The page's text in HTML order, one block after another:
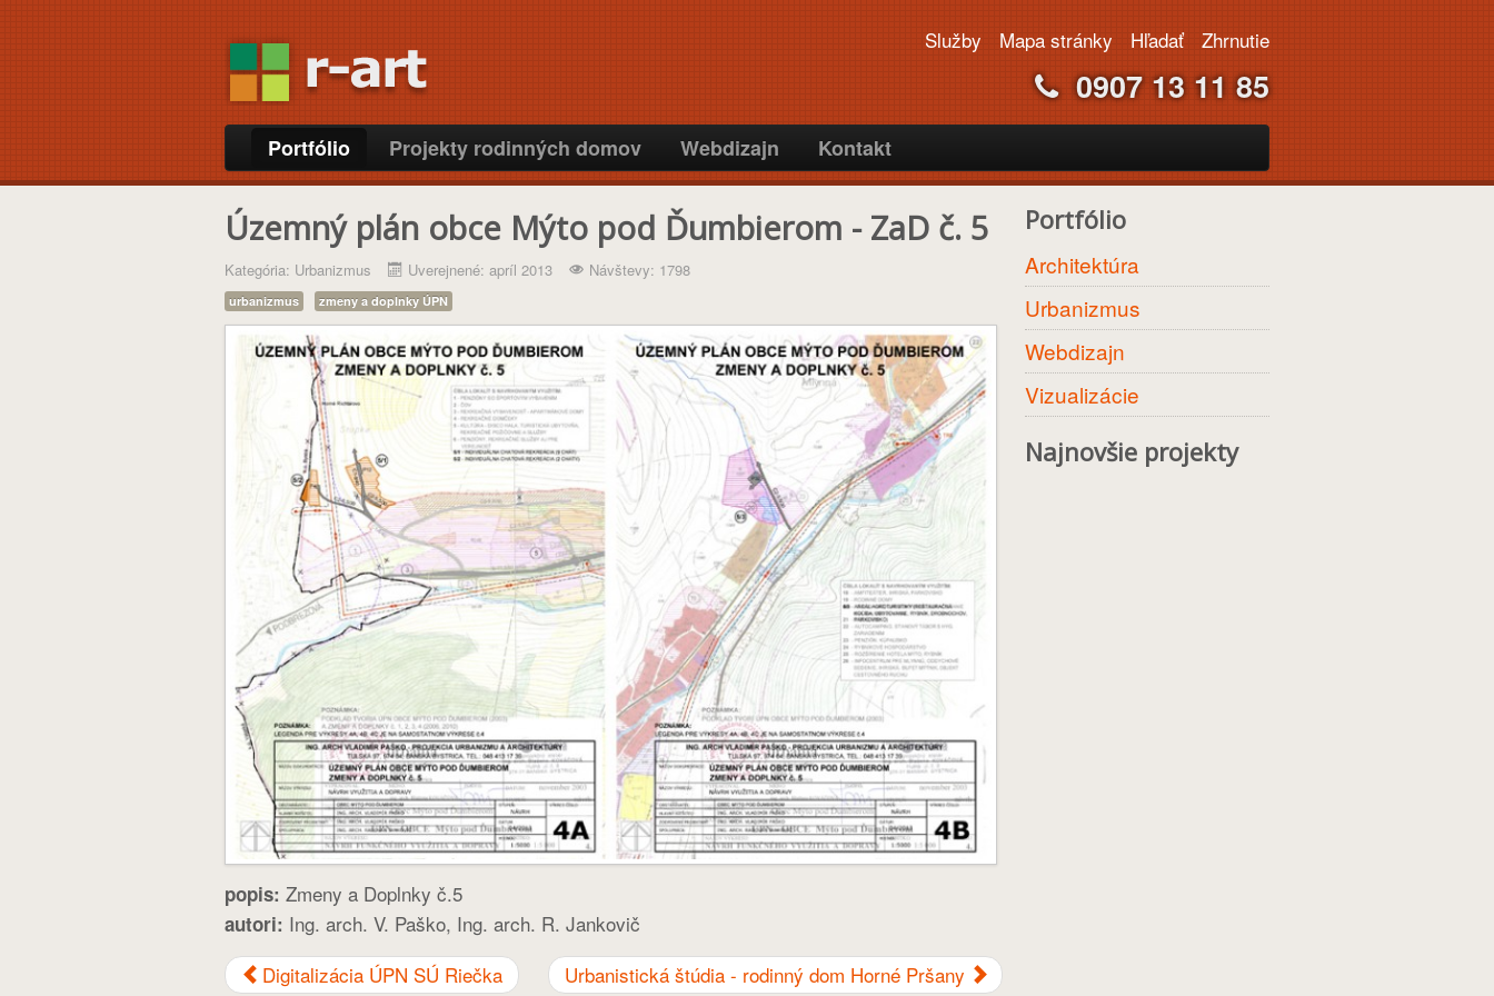
Služby Mapa stránky Hľadať Zhrnutie
0907 13 11 85
Portfólio Projekty rodinných domov Webdizajn Kontakt
Územný plán obce Mýto pod Ďumbierom - ZaD č. 5
Kategória: Urbanizmus Uverejnené: apríl 2013 Návštevy: 1798
urbanizmus zmeny a doplnky ÚPN
popis: Zmeny a Doplnky č.5
autori: Ing. arch. V. Paško, Ing. arch. R. Jankovič
Digitalizácia ÚPN SÚ Riečka
Urbanistická štúdia - rodinný dom Horné Pršany
Portfólio
Architektúra
Urbanizmus
Webdizajn
Vizualizácie
Najnovšie projekty